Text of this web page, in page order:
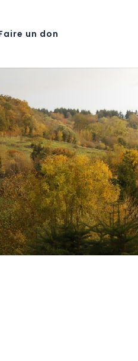
un don